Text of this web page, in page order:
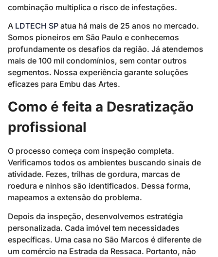
combinação multiplica o risco de infestações.
A LDTECH SP atua há mais de 25 anos no mercado.
Somos pioneiros em São Paulo e conhecemos
profundamente os desafios da região. Já atendemos
mais de 100 mil condomínios, sem contar outros
segmentos. Nossa experiência garante soluções
eficazes para Embu das Artes.
Como é feita a Desratização
profissional
O processo começa com inspeção completa.
Verificamos todos os ambientes buscando sinais de
atividade. Fezes, trilhas de gordura, marcas de
roedura e ninhos são identificados. Dessa forma,
mapeamos a extensão do problema.
Depois da inspeção, desenvolvemos estratégia
personalizada. Cada imóvel tem necessidades
específicas. Uma casa no São Marcos é diferente de
um comércio na Estrada da Ressaca. Portanto, não